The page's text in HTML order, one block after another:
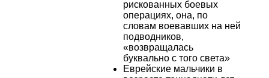
рискованных боевых
операциях, она, по
словам воевавших на ней
подводников,
«возвращалась
буквально с того света»
Еврейские мальчики в